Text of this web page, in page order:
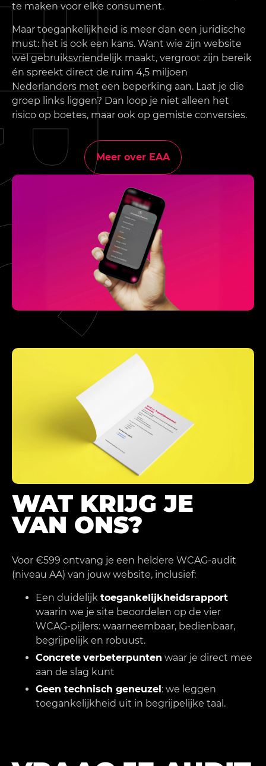
te maken voor elke consument.
Maar toegankelijkheid is meer dan een juridische
must: het is ook een kans. Want wie zijn website
wél gebruiksvriendelijk maakt, vergroot zijn bereik
én spreekt direct de ruim 4,5 miljoen
Nederlanders met een beperking aan. Laat je die
groep links liggen? Dan loop je niet alleen het
risico op boetes, maar ook op gemiste conversies.
Meer over EAA
WAT KRIJG JE
VAN ONS?
Voor €599 ontvang je een heldere WCAG-audit
(niveau AA) van jouw website, inclusief:
Een duidelijk toegankelijkheidsrapport
waarin we je site beoordelen op de vier
WCAG-pijlers: waarneembaar, bedienbaar,
begrijpelijk en robuust.
Concrete verbeterpunten waar je direct mee
aan de slag kunt
Geen technisch geneuzel : we leggen
toegankelijkheid uit in begrijpelijke taal.